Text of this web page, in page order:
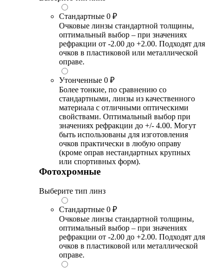
Стандартные 0 ₽
Очковые линзы стандартной толщины,
оптимальный выбор – при значениях
рефракции от -2.00 до +2.00. Подходят для
очков в пластиковой или металлической
оправе.
Утонченные 0 ₽
Более тонкие, по сравнению со
стандартными, линзы из качественного
материала с отличными оптическими
свойствами. Оптимальный выбор при
значениях рефракции до +/- 4.00. Могут
быть использованы для изготовления
очков практически в любую оправу
(кроме оправ нестандартных крупных
или спортивных форм).
Фотохромные
Выберите тип линз
Стандартные 0 ₽
Очковые линзы стандартной толщины,
оптимальный выбор – при значениях
рефракции от -2.00 до +2.00. Подходят для
очков в пластиковой или металлической
оправе.